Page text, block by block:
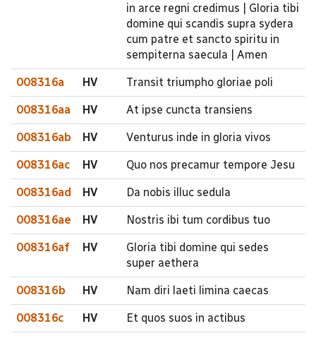
in arce regni credimus | Gloria tibi
domine qui scandis supra sydera
cum patre et sancto spiritu in
sempiterna saecula | Amen
008316a HV Transit triumpho gloriae poli
008316aa HV At ipse cuncta transiens
008316ab HV Venturus inde in gloria vivos
008316ac HV Quo nos precamur tempore Jesu
008316ad HV Da nobis illuc sedula
008316ae HV Nostris ibi tum cordibus tuo
008316af HV
Gloria tibi domine qui sedes
super aethera
008316b HV Nam diri laeti limina caecas
008316c HV Et quos suos in actibus